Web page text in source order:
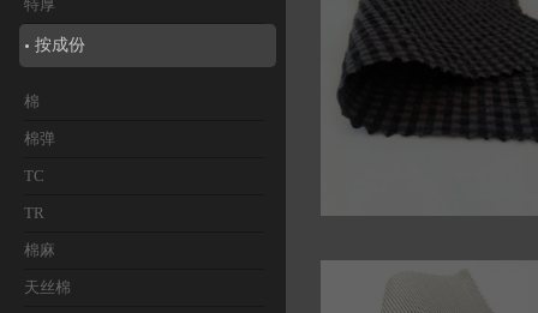
特厚
按成份
棉
棉弹
TC
TR
棉麻
天丝棉
46408 泡泡布面